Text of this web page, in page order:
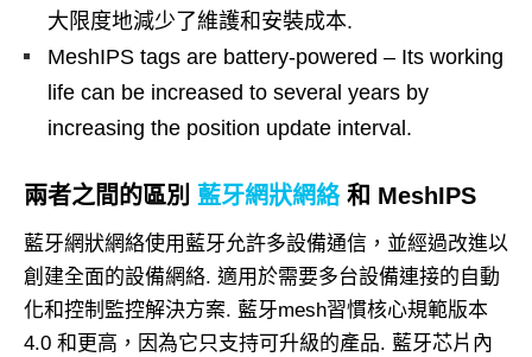
大限度地減少了維護和安裝成本.
MeshIPS tags are battery-powered – Its working
life can be increased to several years by
increasing the position update interval .
兩者之間的區別 藍牙網狀網絡和 MeshIPS
藍牙網狀網絡使用藍牙允許多設備通信，並經過改進以
創建全面的設備網絡. 適用於需要多台設備連接的自動
化和控制監控解決方案. 藍牙mesh習慣核心規範版本
4.0 和更高，因為它只支持可升級的產品. 藍牙芯片內